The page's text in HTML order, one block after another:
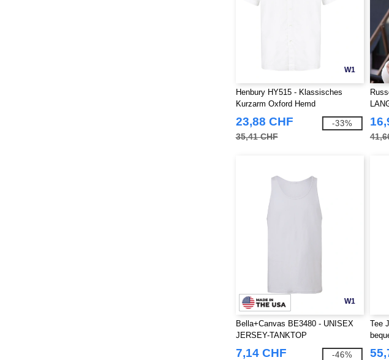
W1
Henbury HY515 - Klassisches
Kurzarm Oxford Hemd
23,88 CHF
35,41 CHF
-33%
W1
Bella+Canvas BE3480 - UNISEX
JERSEY-TANKTOP
7,14 CHF -46%
Tee